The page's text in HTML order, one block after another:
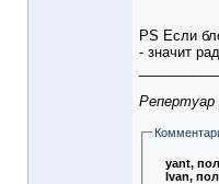
PS Если
- значит
Репертуар
yant,
Ivan,